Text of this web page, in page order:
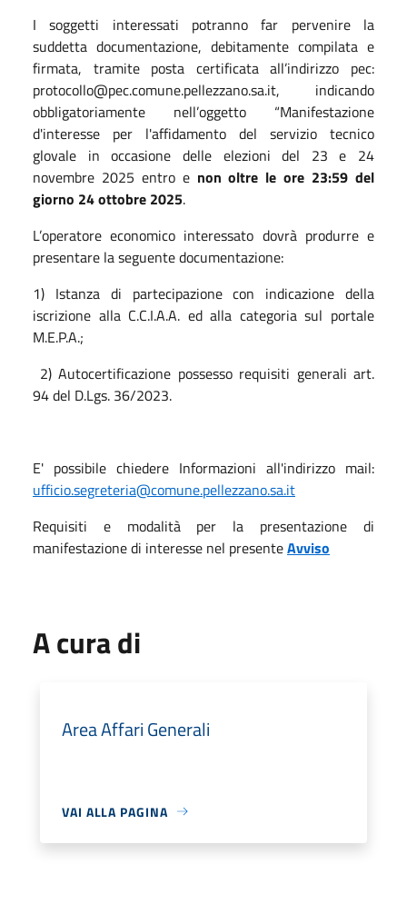
I soggetti interessati potranno far pervenire la
suddetta documentazione, debitamente compilata e
firmata, tramite posta certificata all’indirizzo pec:
protocollo@pec.comune.pellezzano.sa.it, indicando
obbligatoriamente nell’oggetto “Manifestazione
d'interesse per l'affidamento del servizio tecnico
glovale in occasione delle elezioni del 23 e 24
novembre 2025 entro e non oltre le ore 23:59 del
giorno 24 ottobre 2025.
L’operatore economico interessato dovrà produrre e
presentare la seguente documentazione:
1) Istanza di partecipazione con indicazione della
iscrizione alla C.C.I.A.A. ed alla categoria sul portale
M.E.P.A.;
2) Autocertificazione possesso requisiti generali art.
94 del D.Lgs. 36/2023.
E' possibile chiedere Informazioni all'indirizzo mail:
ufficio.segreteria@comune.pellezzano.sa.it
Requisiti e modalità per la presentazione di
manifestazione di interesse nel presenteAvviso
A cura di
Area Affari Generali
VAI ALLA PAGINA